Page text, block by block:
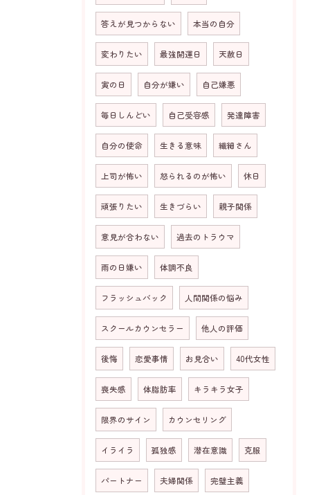
答えが見つからない 本当の自分
変わりたい 最強開運日 天赦日
寅の日 自分が嫌い 自己嫌悪
毎日しんどい 自己受容感 発達障害
自分の使命 生きる意味 繊細さん
上司が怖い 怒られるのが怖い 休日
頑張りたい 生きづらい 親子関係
意見が合わない 過去のトラウマ
雨の日嫌い 体調不良
フラッシュバック 人間関係の悩み
スクールカウンセラー 他人の評価
後悔 恋愛事情 お見合い 40代女性
喪失感 体脂肪率 キラキラ女子
限界のサイン カウンセリング
イライラ 孤独感 潜在意識 克服
パートナー 夫婦関係 完璧主義
お問い合わせはこちら